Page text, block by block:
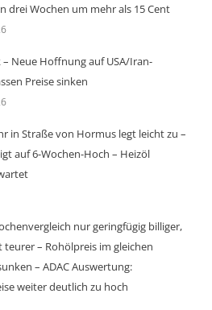
drei Wochen um mehr als 15 Cent
Neue Hoffnung auf USA/Iran-
Preise sinken
in Straße von Hormus legt leicht zu –
auf 6-Wochen-Hoch – Heizöl
nur geringfügig billiger,
teurer – Rohölpreis im gleichen
– ADAC Auswertung:
weiter deutlich zu hoch